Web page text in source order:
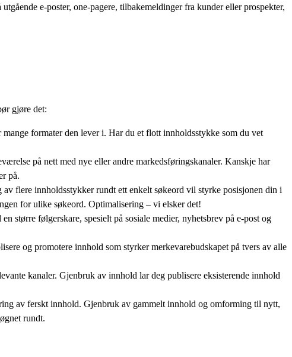
e-poster, one-pagere, tilbakemeldinger fra kunder eller prospekter,
gjøre det:
formater den lever i. Har du et flott innholdsstykke som du vet
på nett med nye eller andre markedsføringskanaler. Kanskje har
på.
flere innholdsstykker rundt ett enkelt søkeord vil styrke posisjonen din i
for ulike søkeord. Optimalisering – vi elsker det!
større følgerskare, spesielt på sosiale medier, nyhetsbrev på e-post og
og promotere innhold som styrker merkevarebudskapet på tvers av alle
kanaler. Gjenbruk av innhold lar deg publisere eksisterende innhold
av ferskt innhold. Gjenbruk av gammelt innhold og omforming til nytt,
rundt.